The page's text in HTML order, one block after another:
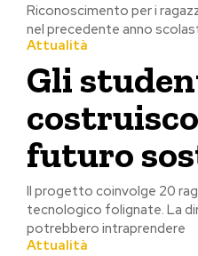
Riconoscimento per i
nel precedente anno
Attualità
Gli
futuro
Il progetto coinvolge 20
tecnologico folignate. La
potrebbero intraprendere
Attualità